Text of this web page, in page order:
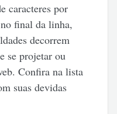
caracteres por
final da linha,
decorrem
se projetar ou
Confira na lista
suas devidas